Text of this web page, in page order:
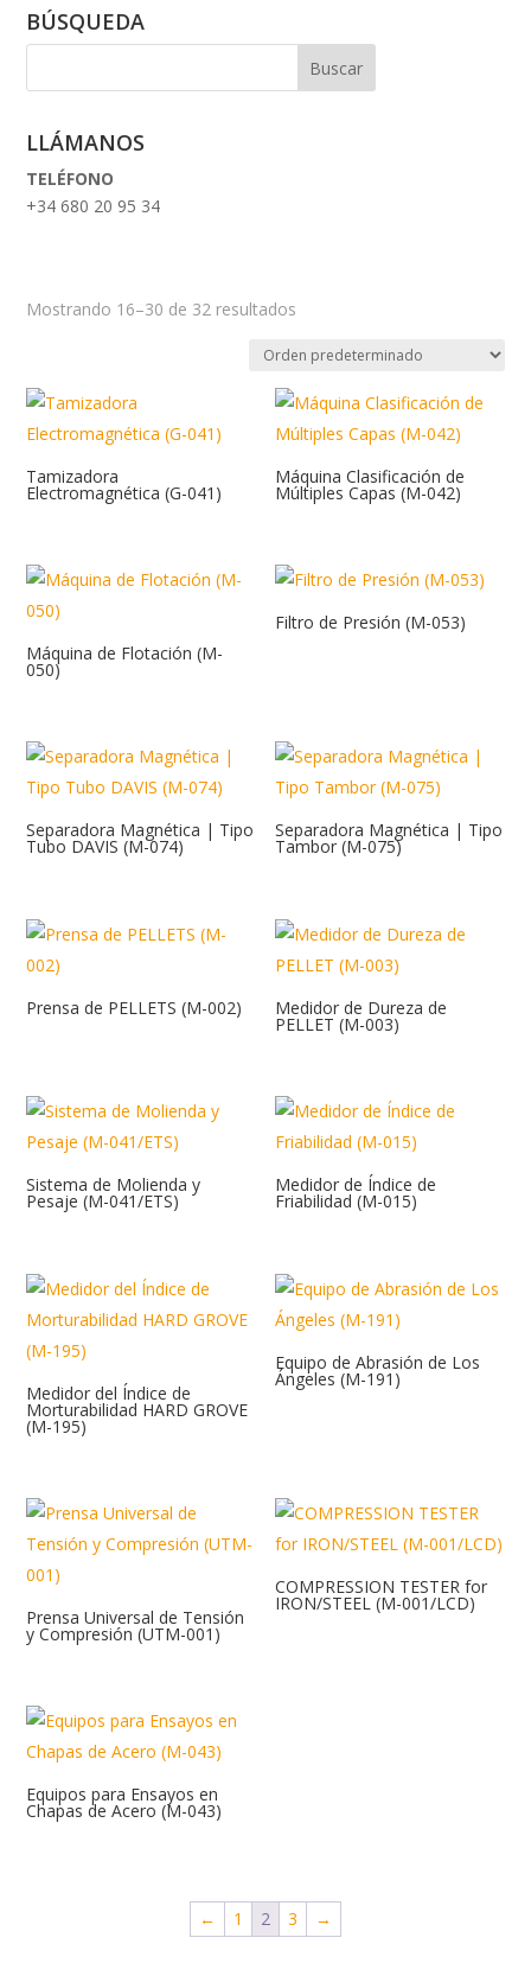
BÚSQUEDA
LLÁMANOS
TELÉFONO
+34 680 20 95 34
Mostrando 16–30 de 32 resultados
Tamizadora
Electromagnética (G-041)
Máquina Clasificación de
Múltiples Capas (M-042)
Máquina de Flotación (M-
050)
Filtro de Presión (M-053)
Separadora Magnética | Tipo
Tubo DAVIS (M-074)
Separadora Magnética | Tipo
Tambor (M-075)
Prensa de PELLETS (M-002) Medidor de Dureza de
PELLET (M-003)
Sistema de Molienda y
Pesaje (M-041/ETS)
Medidor de Índice de
Friabilidad (M-015)
Medidor del Índice de
Morturabilidad HARD GROVE
(M-195)
Equipo de Abrasión de Los
Ángeles (M-191)
Prensa Universal de Tensión
y Compresión (UTM-001)
COMPRESSION TESTER for
IRON/STEEL (M-001/LCD)
Equipos para Ensayos en
Chapas de Acero (M-043)
← 1 2 3 →